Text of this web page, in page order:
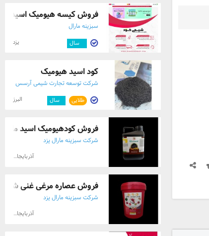
فروش کیسه هیومیک اسید
سبزینه مارال
سال یزد
کود اسید هیومیک
شرکت توسعه تجارت شیمی آرسس
طلایی سال البرز
فروش کودهیومیک اسید مایع
شرکت سبزینه مارال یزد
آذربایجان شرقی
فروش عصاره مرغی غنی شده
شرکت سبزینه مارال یزد
آذربایجان شرقی